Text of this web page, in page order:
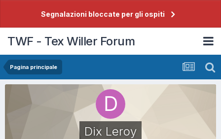
Segnalazioni bloccate per gli ospiti
TWF - Tex Willer Forum
Pagina principale
Dix Leroy